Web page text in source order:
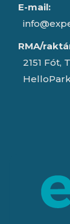
E-mail:
RMA/
2151 Fót,